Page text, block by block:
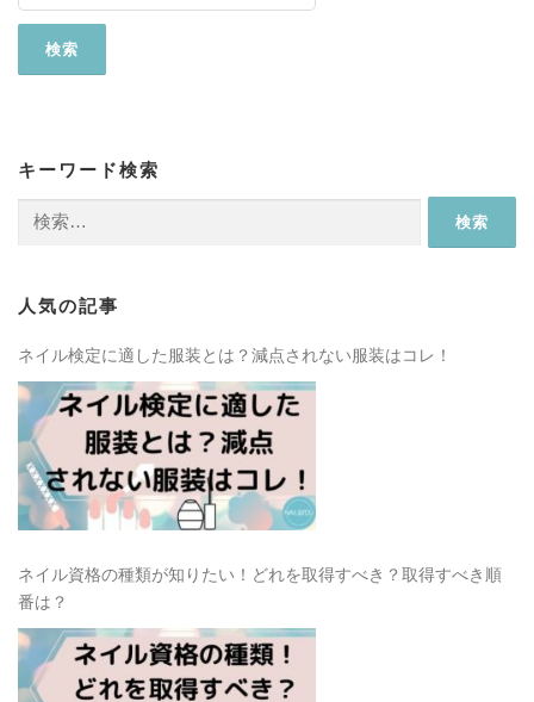
キーワード検索
人気の記事
ネイル検定に適した服装とは？減点されない服装はコレ！
ネイル資格の種類が知りたい！どれを取得すべき？取得すべき順
番は？